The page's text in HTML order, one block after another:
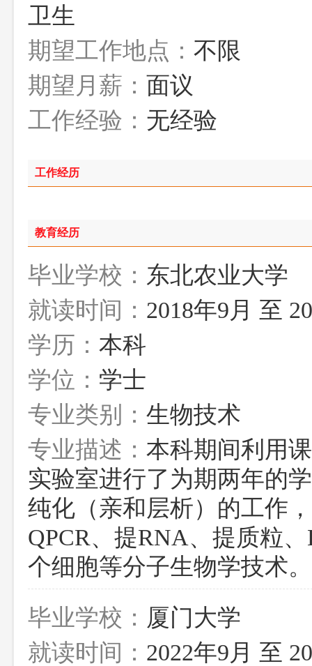
卫生
期望工作地点： 不限
期望月薪： 面议
工作经验： 无经验
工作经历
教育经历
毕业学校： 东北农业大学
就读时间： 2018年9月 至
学历： 本科
学位： 学士
专业类别： 生物技术
专业描述： 本科期间利用
实验室进行了为期两年的
纯化（亲和层析）的工作
QPCR、提RNA、提质粒
个细胞等分子生物学技术
毕业学校： 厦门大学
就读时间： 2022年9月 至